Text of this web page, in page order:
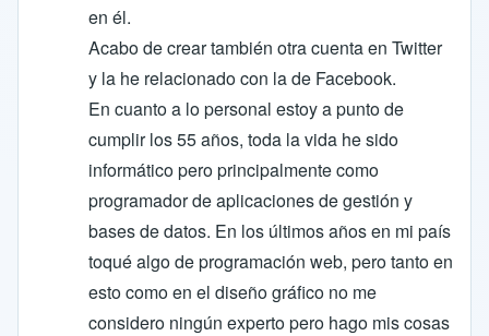
en él.
Acabo de crear también otra cuenta en Twitter
y la he relacionado con la de Facebook.
En cuanto a lo personal estoy a punto de
cumplir los 55 años, toda la vida he sido
informático pero principalmente como
programador de aplicaciones de gestión y
bases de datos. En los últimos años en mi país
toqué algo de programación web, pero tanto en
esto como en el diseño gráfico no me
considero ningún experto pero hago mis cosas